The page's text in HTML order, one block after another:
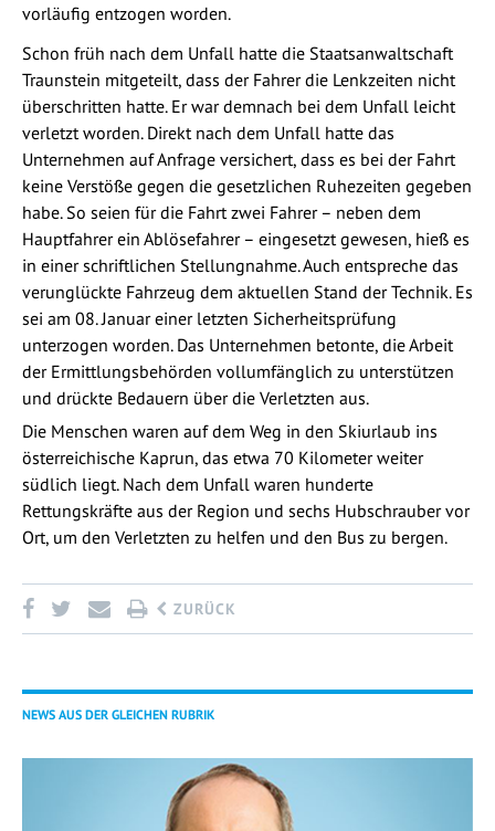
vorläufig entzogen worden.
Schon früh nach dem Unfall hatte die Staatsanwaltschaft
Traunstein mitgeteilt, dass der Fahrer die Lenkzeiten nicht
überschritten hatte. Er war demnach bei dem Unfall leicht
verletzt worden. Direkt nach dem Unfall hatte das
Unternehmen auf Anfrage versichert, dass es bei der Fahrt
keine Verstöße gegen die gesetzlichen Ruhezeiten gegeben
habe. So seien für die Fahrt zwei Fahrer – neben dem
Hauptfahrer ein Ablösefahrer – eingesetzt gewesen, hieß es
in einer schriftlichen Stellungnahme. Auch entspreche das
verunglückte Fahrzeug dem aktuellen Stand der Technik. Es
sei am 08. Januar einer letzten Sicherheitsprüfung
unterzogen worden. Das Unternehmen betonte, die Arbeit
der Ermittlungsbehörden vollumfänglich zu unterstützen
und drückte Bedauern über die Verletzten aus.
Die Menschen waren auf dem Weg in den Skiurlaub ins
österreichische Kaprun, das etwa 70 Kilometer weiter
südlich liegt. Nach dem Unfall waren hunderte
Rettungskräfte aus der Region und sechs Hubschrauber vor
Ort, um den Verletzten zu helfen und den Bus zu bergen.
ZURÜCK
NEWS AUS DER GLEICHEN RUBRIK